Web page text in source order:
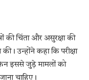
की चिंता और असुरक्षा की
उन्होंने कहा कि परीक्षा
इससे जुड़े मामलों को
चाहिए।